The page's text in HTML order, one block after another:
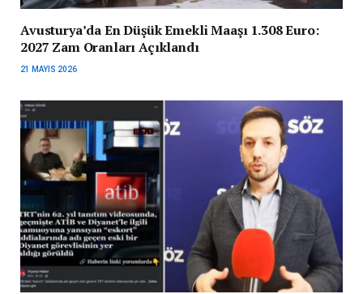
Avusturya’da En Düşük Emekli Maaşı 1.308 Euro:
2027 Zam Oranları Açıklandı
21 MAYIS 2026